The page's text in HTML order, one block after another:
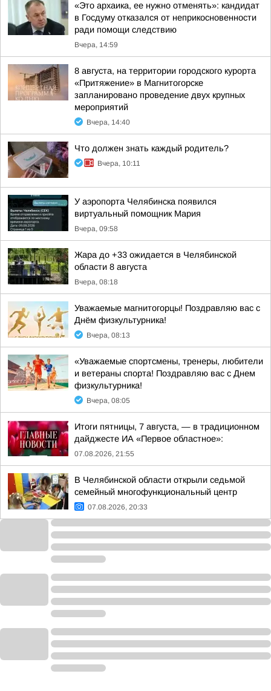
«Это архаика, ее нужно отменять»: кандидат
в Госдуму отказался от неприкосновенности
ради помощи следствию
Вчера, 14:59
8 августа, на территории городского курорта
«Притяжение» в Магнитогорске
запланировано проведение двух крупных
мероприятий
Вчера, 14:40
Что должен знать каждый родитель?
Вчера, 10:11
У аэропорта Челябинска появился
виртуальный помощник Мария
Вчера, 09:58
Жара до +33 ожидается в Челябинской
области 8 августа
Вчера, 08:18
Уважаемые магнитогорцы! Поздравляю вас с
Днём физкультурника!
Вчера, 08:13
«Уважаемые спортсмены, тренеры, любители
и ветераны спорта! Поздравляю вас с Днем
физкультурника!
Вчера, 08:05
Итоги пятницы, 7 августа, — в традиционном
дайджесте ИА «Первое областное»:
07.08.2026, 21:55
В Челябинской области открыли седьмой
семейный многофункциональный центр
07.08.2026, 20:33